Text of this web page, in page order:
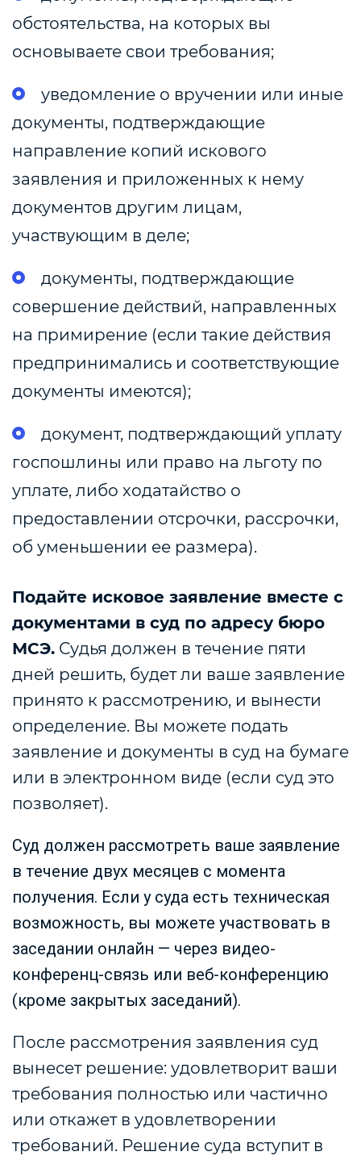
обстоятельства, на которых вы
основываете свои требования;
уведомление о вручении или иные
документы, подтверждающие
направление копий искового
заявления и приложенных к нему
документов другим лицам,
участвующим в деле;
документы, подтверждающие
совершение действий, направленных
на примирение (если такие действия
предпринимались и соответствующие
документы имеются);
документ, подтверждающий уплату
госпошлины или право на льготу по
уплате, либо ходатайство о
предоставлении отсрочки, рассрочки,
об уменьшении ее размера).
Подайте исковое заявление вместе с
документами в суд по адресу бюро
МСЭ. Судья должен в течение пяти
дней решить, будет ли ваше заявление
принято к рассмотрению, и вынести
определение. Вы можете подать
заявление и документы в суд на бумаге
или в электронном виде (если суд это
позволяет).
Суд должен рассмотреть ваше заявление
в течение двух месяцев с момента
получения. Если у суда есть техническая
возможность, вы можете участвовать в
заседании онлайн — через видео-
конференц-связь или веб-конференцию
(кроме закрытых заседаний).
После рассмотрения заявления суд
вынесет решение: удовлетворит ваши
требования полностью или частично
или откажет в удовлетворении
требований. Решение суда вступит в